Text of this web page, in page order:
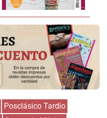
Posclásico Tardío